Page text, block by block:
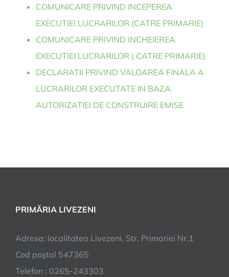
COMUNICARE PRIVIND INCEPEREA
EXECUTIEI LUCRARILOR (CATRE PRIMARIE)
COMUNICARE PRIVIND INCHEIEREA
EXECUTIEI LUCRARILOR ( CATRE PRIMARIE)
DECLARATII PRIVIND VALOAREA FINALA A
LUCRARILOR EXECUTATE IN BAZA
AUTORIZATIEI DE CONSTRUIRE EMISE
PRIMĂRIA LIVEZENI
Adresa: localitatea Livezeni, Str. Primariei Nr.1
Cod poştal 547365
Telefon : 0265-243303